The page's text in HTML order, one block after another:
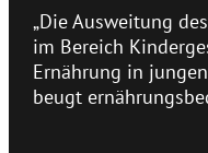
„Die Ausweitung
im Bereich
Ernährung in
beugt